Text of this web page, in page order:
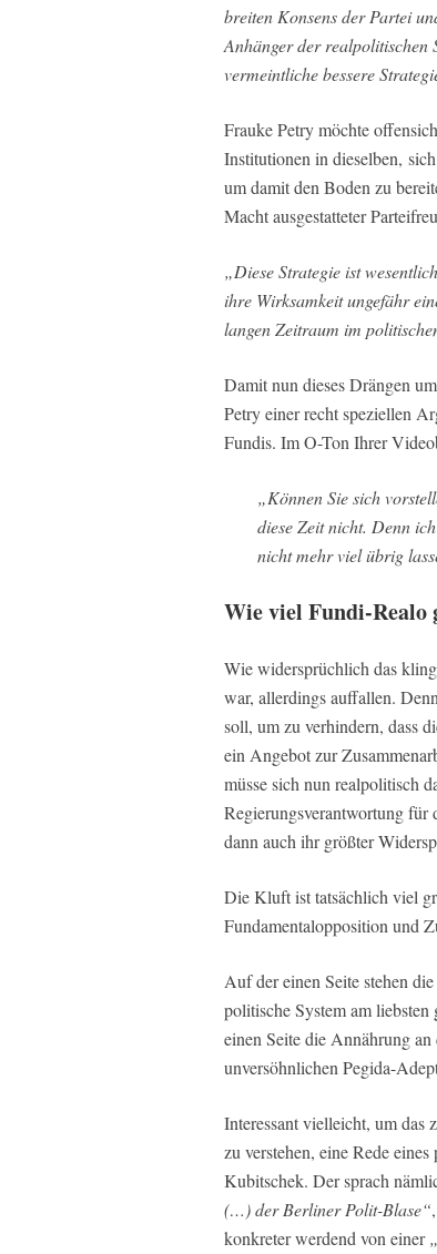
breiten Konsens der Partei
Anhänger der realpolitischen
vermeintliche bessere
Frauke Petry möchte
Institutionen in dieselben,
um damit den Boden zu
Macht ausgestatteter
„Diese Strategie ist
ihre Wirksamkeit ungefähr
langen Zeitraum im
Damit nun dieses Drängen
Petry einer recht speziellen
Fundis. Im O-Ton Ihrer
„Können Sie sich
diese Zeit nicht. Denn
nicht mehr viel übrig
Wie viel Fundi-
Wie widersprüchlich das
war, allerdings auffallen.
soll, um zu verhindern, dass
ein Angebot zur
müsse sich nun realpolitisch
Regierungsverantwortung für
dann auch ihr größter
Die Kluft ist tatsächlich viel
Fundamentalopposition und
Auf der einen Seite stehen
politische System am
einen Seite die Annährung
unversöhnlichen Pegida-
Interessant vielleicht, um das
zu verstehen, eine Rede
Kubitschek. Der sprach
(…) der Berliner Polit-Blase“
konkreter werdend von einer